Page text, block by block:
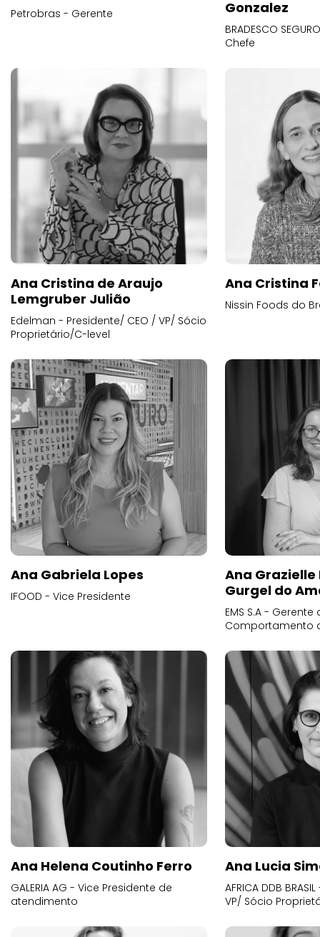
Petrobras - Gerente
Gonzalez
BRADESCO
Chefe
Ana Cristina de Araujo
Lemgruber Julião
Edelman - Presidente/ CEO / VP/ Sócio
Proprietário/C-level
Ana Cristina
Nissin Foods do
Ana Gabriela Lopes
IFOOD - Vice Presidente
Ana
Gurgel do
EMS S.A -
Comportamento
Ana Helena Coutinho Ferro
GALERIA AG - Vice Presidente de
atendimento
Ana Lucia
AFRICA DDB
VP/ Sócio